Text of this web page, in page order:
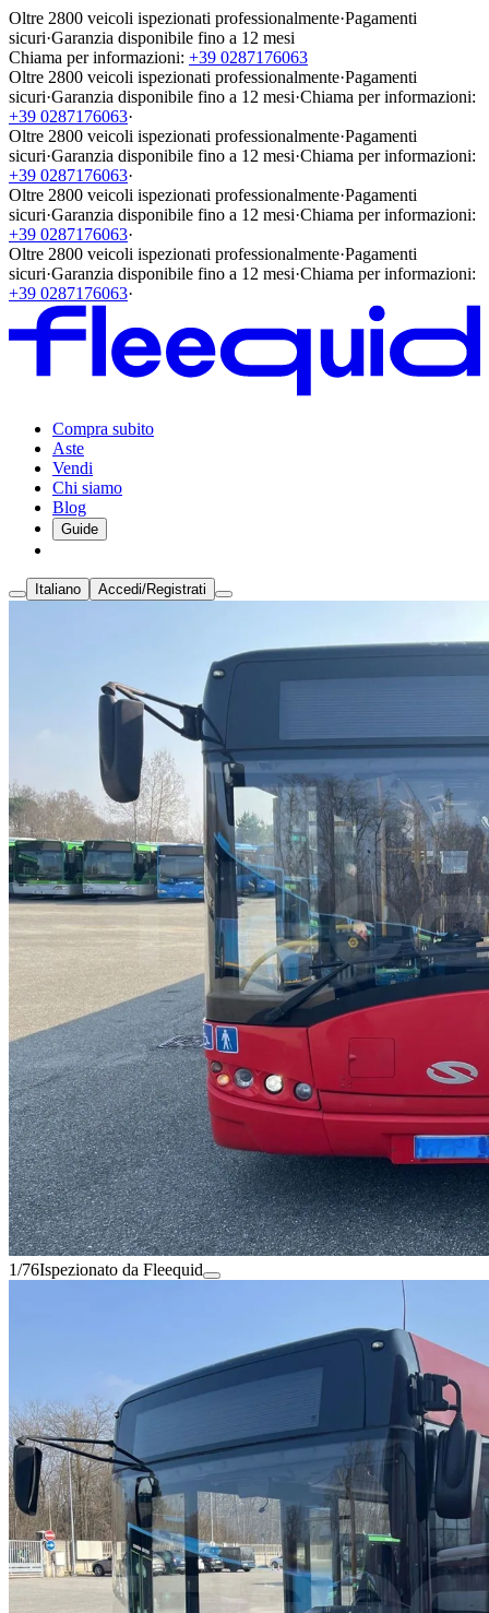
Oltre 2800 veicoli ispezionati professionalmente·Pagamenti
sicuri·Garanzia disponibile fino a 12 mesi
Chiama per informazioni: +39 0287176063
Oltre 2800 veicoli ispezionati professionalmente·Pagamenti
sicuri·Garanzia disponibile fino a 12 mesi·Chiama per informazioni:
+39 0287176063·
Oltre 2800 veicoli ispezionati professionalmente·Pagamenti
sicuri·Garanzia disponibile fino a 12 mesi·Chiama per informazioni:
+39 0287176063·
Oltre 2800 veicoli ispezionati professionalmente·Pagamenti
sicuri·Garanzia disponibile fino a 12 mesi·Chiama per informazioni:
+39 0287176063·
Oltre 2800 veicoli ispezionati professionalmente·Pagamenti
sicuri·Garanzia disponibile fino a 12 mesi·Chiama per informazioni:
+39 0287176063·
Compra subito
Aste
Vendi
Chi siamo
Blog
Guide
Italiano Accedi/Registrati
1/76Ispezionato da Fleequid